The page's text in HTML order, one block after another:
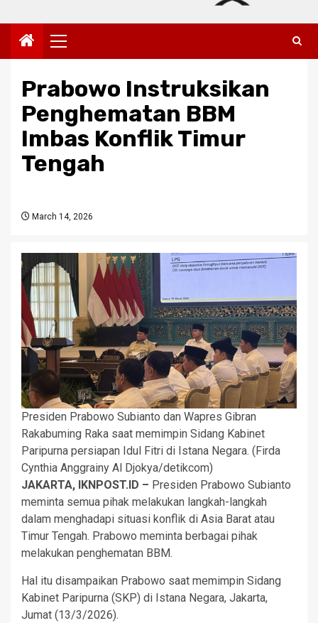
Primary
Menu
Prabowo Instruksikan
Penghematan BBM
Imbas Konflik Timur
Tengah
March 14, 2026
Presiden Prabowo Subianto dan Wapres Gibran
Rakabuming Raka saat memimpin Sidang Kabinet
Paripurna persiapan Idul Fitri di Istana Negara. (Firda
Cynthia Anggrainy Al Djokya/detikcom)
JAKARTA, IKNPOST.ID – Presiden Prabowo Subianto
meminta semua pihak melakukan langkah-langkah
dalam menghadapi situasi konflik di Asia Barat atau
Timur Tengah. Prabowo meminta berbagai pihak
melakukan penghematan BBM.
Hal itu disampaikan Prabowo saat memimpin Sidang
Kabinet Paripurna (SKP) di Istana Negara, Jakarta,
Jumat (13/3/2026).